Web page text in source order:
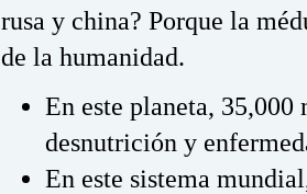
rusa y china? Porque la
de la humanidad.
En este planeta, 35,000
desnutrición y
En este sistema